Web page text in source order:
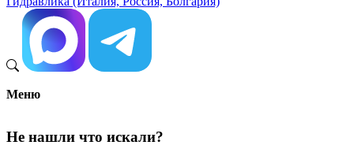
Меню
Не нашли что искали?